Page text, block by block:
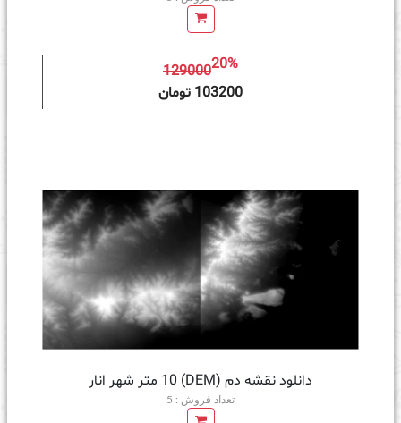
12900020%
103200 تومان
دانلود نقشه دم (DEM) 10 متر شهر انار
تعداد فروش : 5